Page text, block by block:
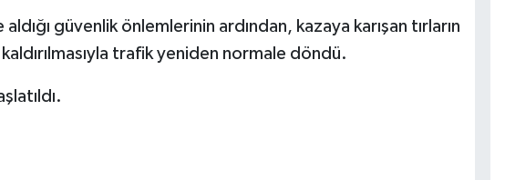
güvenlik önlemlerinin ardından, kazaya karışan tırların
trafik yeniden normale döndü.